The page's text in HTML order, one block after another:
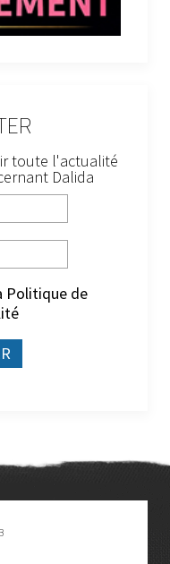
toute l'actualité
Dalida
Politique de